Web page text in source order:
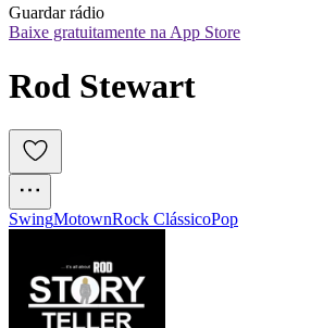
Guardar rádio
Baixe gratuitamente na App Store
Rod Stewart
SwingMotownRock ClássicoPop